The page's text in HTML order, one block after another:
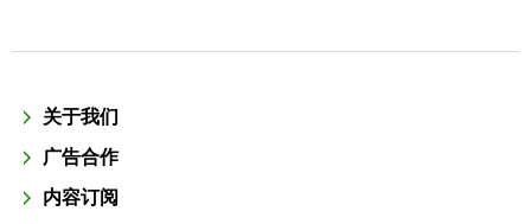
关于我们
广告合作
内容订阅